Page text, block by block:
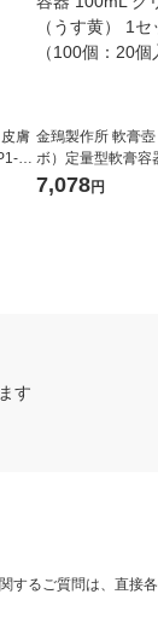
膚
L5
金鵄製作所 軟膏
ボ）定量型軟膏容
クリーム色（うす
7,078円
す
るご質問は、直接